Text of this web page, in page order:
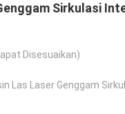
Sirkulasi
Disesuaikan)